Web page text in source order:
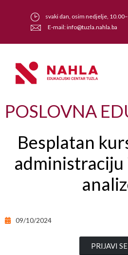
svaki dan, osim nedjelje,
E-mail: info@tuzla.nahla.ba
POSLOVNA
Besplatan
administraciju
09/10/2024
PRIJAVI SE